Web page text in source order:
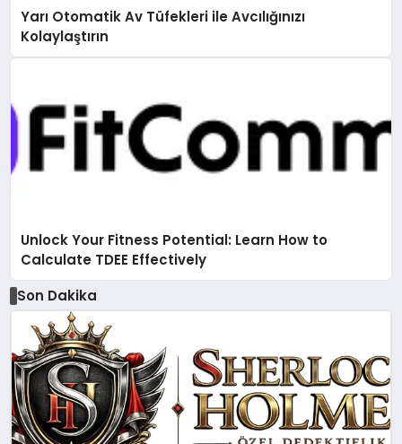
Yarı Otomatik Av Tüfekleri ile Avcılığınızı
Kolaylaştırın
Unlock Your Fitness Potential: Learn How to
Calculate TDEE Effectively
Son Dakika